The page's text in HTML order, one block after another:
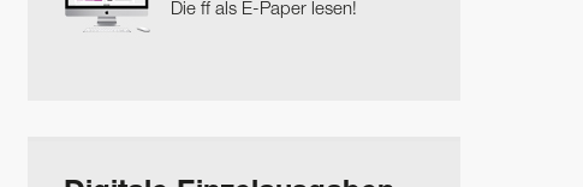
Die ff als E-Paper lesen!